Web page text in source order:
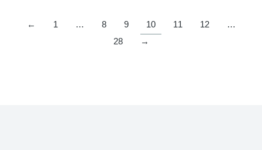
← 1 … 8 9 10 11 12
…
28
→